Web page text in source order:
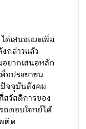
ด้เสนอแนะเพิ่ม
กล่าวแล้ว
ยากเสนอหลัก
พื่อประชาชน
ปัจจุบันสังคม
วัสดิการของ
ถตอบโจทย์ได้
ติด